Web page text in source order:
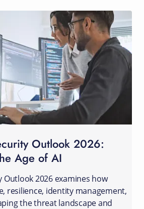
Outlook 2026:
Age of AI
Outlook 2026 examines how
resilience, identity management,
the threat landscape and